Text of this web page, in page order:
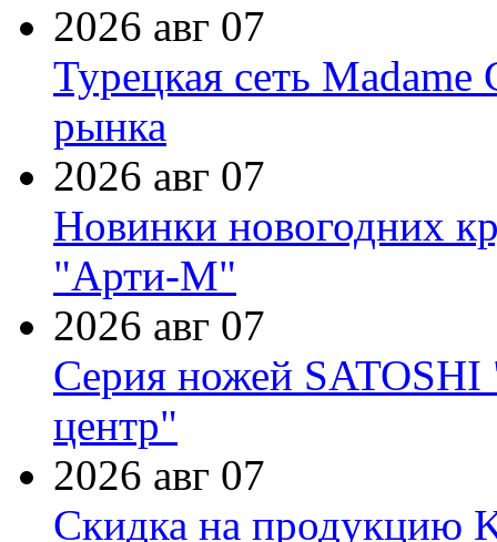
2026 авг 07
Турецкая сеть Madame
рынка
2026 авг 07
Новинки новогодних
"Арти-М"
2026 авг 07
Серия ножей
центр"
2026 авг 07
Скидка на продукцию